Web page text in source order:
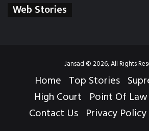
Web Stories
Jansad © 2026, All Rights
Home Top Stories
High Court Point Of Law
Contact Us Privacy Policy